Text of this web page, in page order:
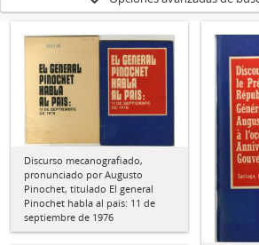
Discurso mecanografiado,
pronunciado por Augusto
Pinochet, titulado El general
Pinochet habla al país: 11 de
septiembre de 1976